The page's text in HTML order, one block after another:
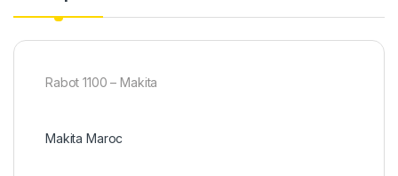
Rabot 1100 – Makita
Makita Maroc